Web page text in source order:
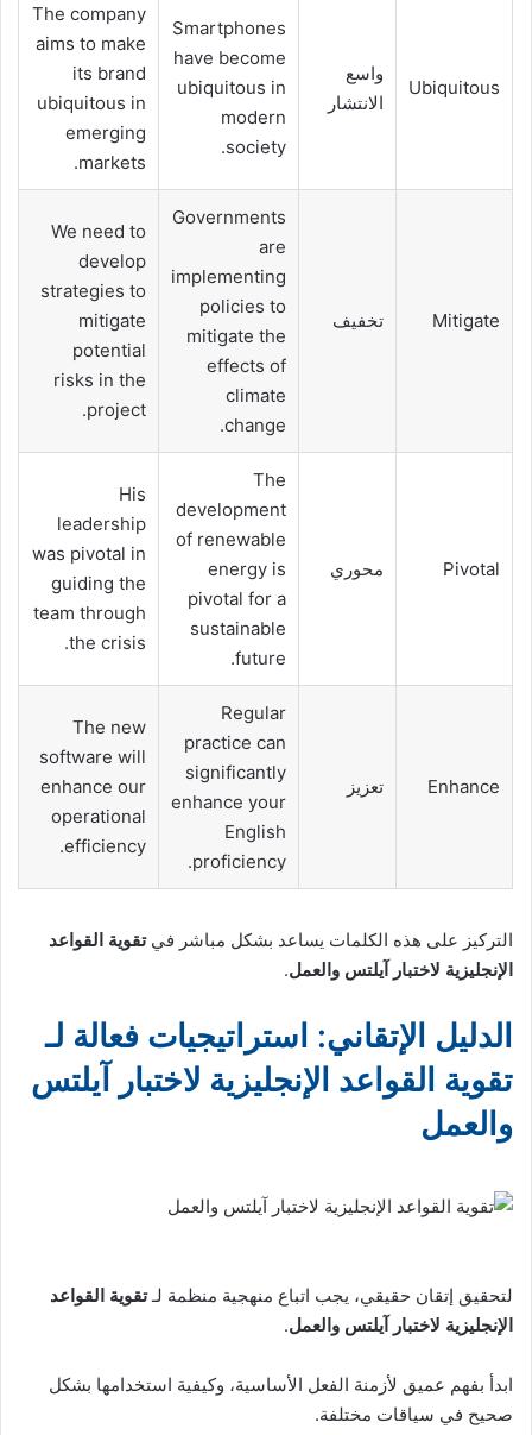
Ubiquitous
واسع
الانتشار
Smartphones
have become
ubiquitous in
modern
society.
The company
aims to make
its brand
ubiquitous in
emerging
markets.
Mitigate تخفيف
Governments
are
implementing
policies to
mitigate the
effects of
climate
change.
We need to
develop
strategies to
mitigate
potential
risks in the
project.
Pivotal محوري
The
development
of renewable
energy is
pivotal for a
sustainable
future.
His
leadership
was pivotal in
guiding the
team through
the crisis.
Enhance تعزيز
Regular
practice can
significantly
enhance your
English
proficiency.
The new
software will
enhance our
operational
efficiency.
التركيز على هذه الكلمات يساعد بشكل مباشر فيتقوية القواعد
الإنجليزية لاختبار آيلتس والعمل.
الدليل الإتقاني: استراتيجيات فعالة لـ
تقوية القواعد الإنجليزية لاختبار آيلتس
والعمل
لتحقيق إتقان حقيقي، يجب اتباع منهجية منظمة لـتقوية القواعد
الإنجليزية لاختبار آيلتس والعمل.
ابدأ بفهم عميق لأزمنة الفعل الأساسية، وكيفية استخدامها بشكل
صحيح في سياقات مختلفة.